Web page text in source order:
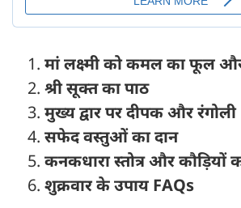
मां लक्ष्मी को कमल का फूल
श्री सूक्त का पाठ
मुख्य द्वार पर दीपक और रंगोली
सफेद वस्तुओं का दान
कनकधारा स्तोत्र और कौड़ियों
शुक्रवार के उपाय FAQs